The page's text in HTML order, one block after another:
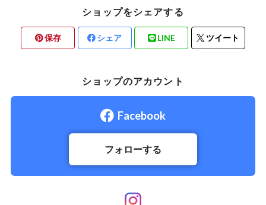
ショップをシェアする
保存 シェア LINE ツイート
ショップのアカウント
Facebook
フォローする